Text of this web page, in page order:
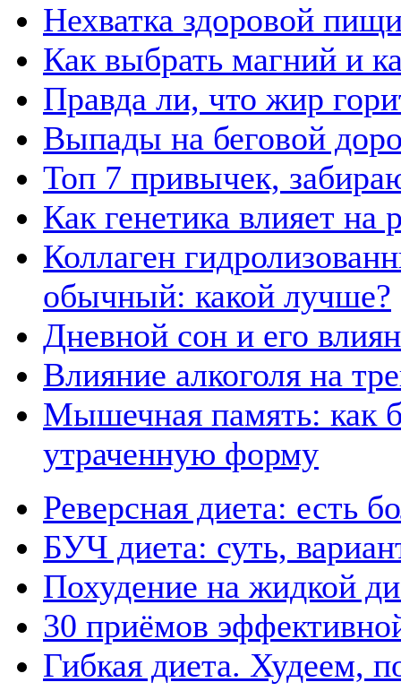
Нехватка здоровой
Как выбрать магний и
Правда ли, что жир
Выпады на беговой
Топ 7 привычек,
Как генетика влияет
Коллаген
обычный: какой лучше?
Дневной сон и его
Влияние алкоголя на
Мышечная память: как
утраченную форму
Реверсная диета: есть
БУЧ диета: суть,
Похудение на жидкой
30 приёмов
Гибкая диета. Худеем,